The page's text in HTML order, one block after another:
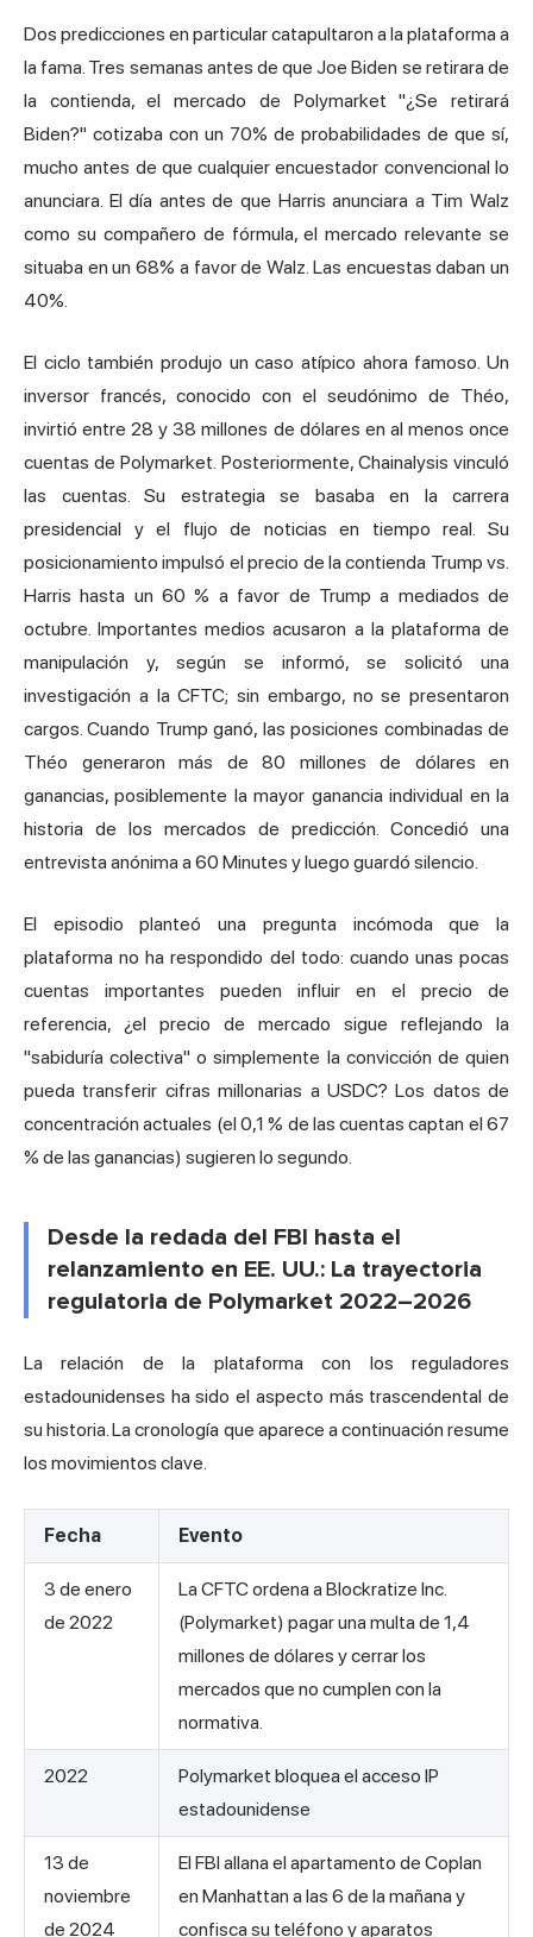
Dos predicciones en particular catapultaron a la plataforma a
la fama. Tres semanas antes de que Joe Biden se retirara de
la contienda, el mercado de Polymarket "¿Se retirará
Biden?" cotizaba con un 70% de probabilidades de que sí,
mucho antes de que cualquier encuestador convencional lo
anunciara. El día antes de que Harris anunciara a Tim Walz
como su compañero de fórmula, el mercado relevante se
situaba en un 68% a favor de Walz. Las encuestas daban un
40%.
El ciclo también produjo un caso atípico ahora famoso. Un
inversor francés, conocido con el seudónimo de Théo,
invirtió entre 28 y 38 millones de dólares en al menos once
cuentas de Polymarket. Posteriormente, Chainalysis vinculó
las cuentas. Su estrategia se basaba en la carrera
presidencial y el flujo de noticias en tiempo real. Su
posicionamiento impulsó el precio de la contienda Trump vs.
Harris hasta un 60 % a favor de Trump a mediados de
octubre. Importantes medios acusaron a la plataforma de
manipulación y, según se informó, se solicitó una
investigación a la CFTC; sin embargo, no se presentaron
cargos. Cuando Trump ganó, las posiciones combinadas de
Théo generaron más de 80 millones de dólares en
ganancias, posiblemente la mayor ganancia individual en la
historia de los mercados de predicción. Concedió una
entrevista anónima a 60 Minutes y luego guardó silencio.
El episodio planteó una pregunta incómoda que la
plataforma no ha respondido del todo: cuando unas pocas
cuentas importantes pueden influir en el precio de
referencia, ¿el precio de mercado sigue reflejando la
"sabiduría colectiva" o simplemente la convicción de quien
pueda transferir cifras millonarias a USDC? Los datos de
concentración actuales (el 0,1 % de las cuentas captan el 67
% de las ganancias) sugieren lo segundo.
Desde la redada del FBI hasta el
relanzamiento en EE. UU.: La trayectoria
regulatoria de Polymarket 2022–2026
La relación de la plataforma con los reguladores
estadounidenses ha sido el aspecto más trascendental de
su historia. La cronología que aparece a continuación resume
los movimientos clave.
Fecha Evento
3 de enero
de 2022
La CFTC ordena a Blockratize Inc.
(Polymarket) pagar una multa de 1,4
millones de dólares y cerrar los
mercados que no cumplen con la
normativa.
2022
Polymarket bloquea el acceso IP
estadounidense
13 de
noviembre
de 2024
El FBI allana el apartamento de Coplan
en Manhattan a las 6 de la mañana y
confisca su teléfono y aparatos